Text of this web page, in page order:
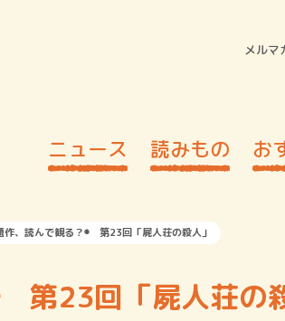
メルマ
ニュース 読みもの お
作、読んで観る？◉ 第23回「屍人荘の殺人」
23回「屍人荘の